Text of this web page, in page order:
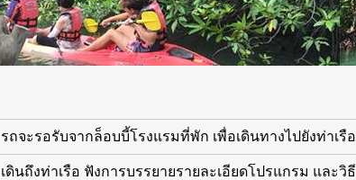
รถจะรอรับจากล็อบบี้โรงแรมที่พัก เพื่อเดินทางไปยังท่าเรือ
เดินถึงท่าเรือ ฟังการบรรยายรายละเอียดโปรแกรม และ